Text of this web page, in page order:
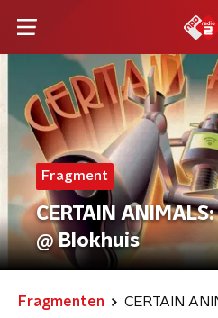
Fragment
CERTAIN
@ Blokhuis
Fragmenten